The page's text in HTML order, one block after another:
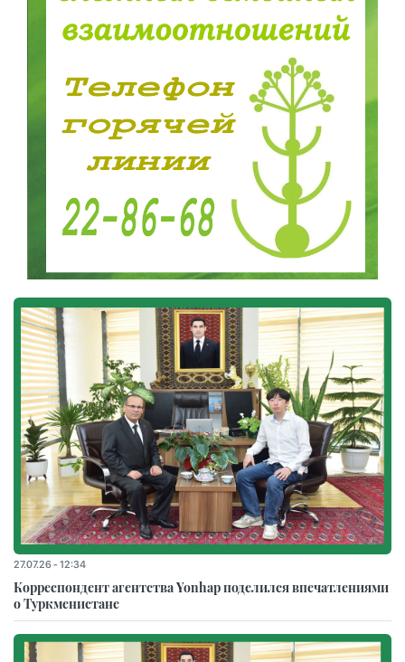
27.07.26 - 12:34
Корреспондент агентства Yonhap поделился впечатлениями
о Туркменистане